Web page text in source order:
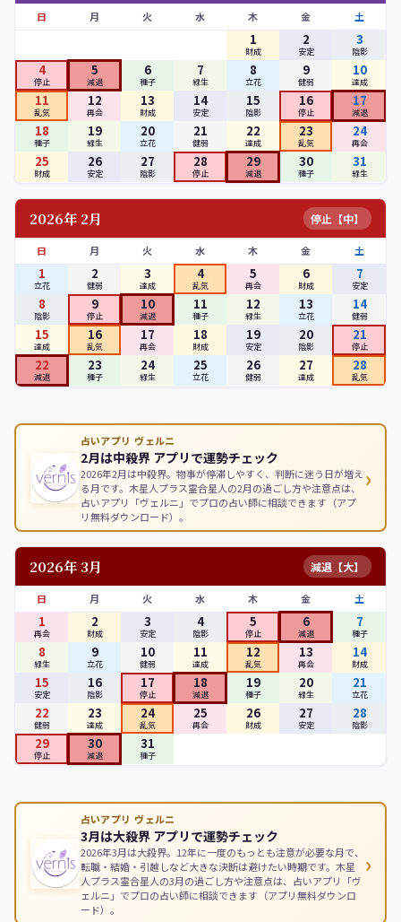
日 月 火 水 木 金 土
1
財成
2
安定
3
陰影
4
停止
5
減退
6
種子
7
緑生
8
立花
9
健弱
10
達成
11
乱気
12
再会
13
財成
14
安定
15
陰影
16
停止
17
減退
18
種子
19
緑生
20
立花
21
健弱
22
達成
23
乱気
24
再会
25
財成
26
安定
27
陰影
28
停止
29
減退
30
種子
31
緑生
2026年 2月 停止【中】
日 月 火 水 木 金 土
1
立花
2
健弱
3
達成
4
乱気
5
再会
6
財成
7
安定
8
陰影
9
停止
10
減退
11
種子
12
緑生
13
立花
14
健弱
15
達成
16
乱気
17
再会
18
財成
19
安定
20
陰影
21
停止
22
減退
23
種子
24
緑生
25
立花
26
健弱
27
達成
28
乱気
占いアプリ ヴェルニ
2月は中殺界 アプリで運勢チェック
2026年2月は中殺界。物事が停滞しやすく、判断に迷う日が増え
る月です。木星人プラス霊合星人の2月の過ごし方や注意点は、
占いアプリ「ヴェルニ」でプロの占い師に相談できます（アプ
リ無料ダウンロード）。
›
2026年 3月 減退【大】
日 月 火 水 木 金 土
1
再会
2
財成
3
安定
4
陰影
5
停止
6
減退
7
種子
8
緑生
9
立花
10
健弱
11
達成
12
乱気
13
再会
14
財成
15
安定
16
陰影
17
停止
18
減退
19
種子
20
緑生
21
立花
22
健弱
23
達成
24
乱気
25
再会
26
財成
27
安定
28
陰影
29
停止
30
減退
31
種子
占いアプリ ヴェルニ
3月は大殺界 アプリで運勢チェック
2026年3月は大殺界。12年に一度のもっとも注意が必要な月で、
転職・結婚・引越しなど大きな決断は避けたい時期です。木星
人プラス霊合星人の3月の過ごし方や注意点は、占いアプリ「ヴ
ェルニ」でプロの占い師に相談できます（アプリ無料ダウンロ
ード）。
›